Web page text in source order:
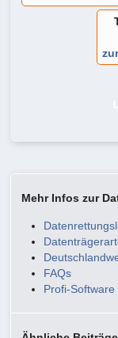
Mehr Infos zur
FAQs
Profi-Software